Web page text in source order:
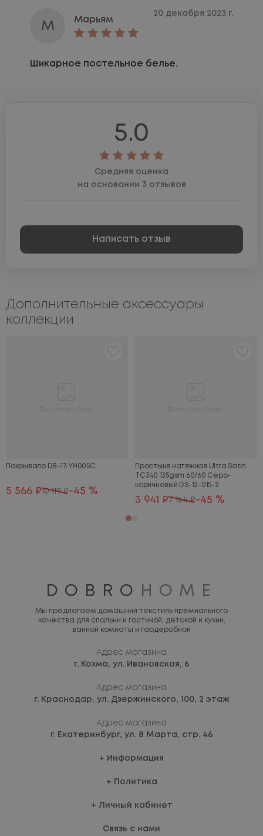
М Марьям
20 декабря 2023 г.
Шикарное постельное белье.
5.0
Средняя оценка
на основании 3 отзывов
Написать отзыв
Дополнительные аксессуары
коллекции
Покрывало DB-17-YH005C
5 566 ₽ 10 119 ₽-45 %
Простыня натяжная Ultra Satin
TC340 135gsm 60/60 Серо-
коричневый DS-12-015-2
3 941 ₽ 7 164 ₽-45 %
DOBRO HOME
Мы предлагаем домашний текстиль премиального
качества для спальни и гостиной, детской и кухни,
ванной комнаты и гардеробной
Адрес магазина
г. Кохма, ул. Ивановская, 6
Адрес магазина
г. Краснодар, ул. Дзержинского, 100, 2 этаж
Адрес магазина
г. Екатеринбург, ул. 8 Марта, стр. 46
Информация
Политика
Личный кабинет
Связь с нами